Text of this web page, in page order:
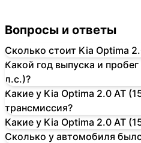
Вопросы и ответы
Сколько стоит Kia Optima
Какой год выпуска и
л.с.)?
Какие у Kia Optima 2.0 AT
трансмиссия?
Какие у Kia Optima 2.0 AT
Сколько у автомобиля